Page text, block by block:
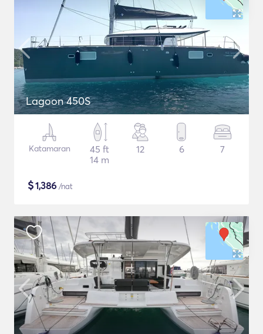
Lagoon 450S
Katamaran
45 ft
14 m
12 6 7
$1,386 /nat